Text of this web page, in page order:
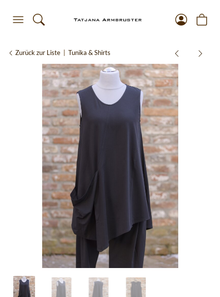
Zurück zur Liste Tunika & Shirts